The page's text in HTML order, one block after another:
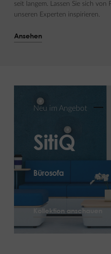
seit langem. Lassen Sie sich von
unseren Experten inspirieren.
Ansehen
Neu im Angebot
SitiQ
Bürosofa
Kollektion anschauen